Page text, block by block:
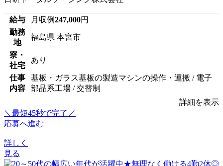
給与 月収例247,000円
勤務
地
福島県 本宮市
寮・
社宅
あり
仕事
内容
基板・ガラス基板の製造マシンの操作・運搬 / 電子
部品系工場 / 交替制
詳細を表示
＼最短45秒で完了／
応募へ進む
詳しく
見る